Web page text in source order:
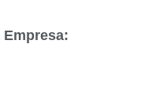
Empresa: